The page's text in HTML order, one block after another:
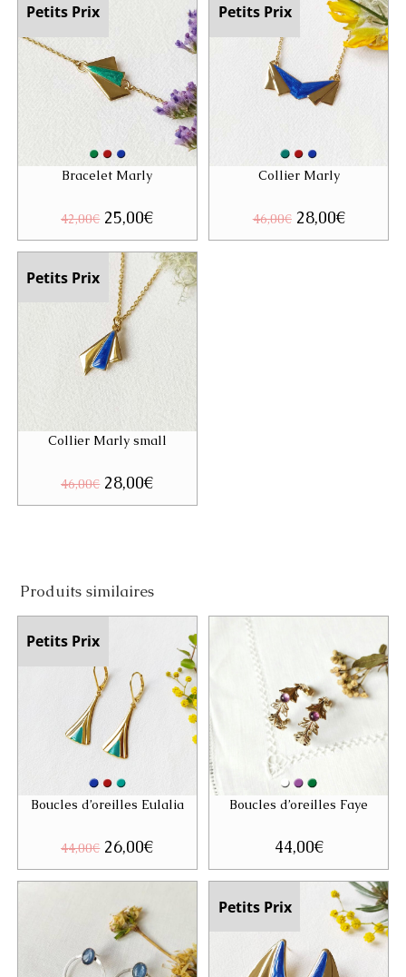
Petits Prix
Bracelet Marly
42,00€ Le
prix
initial
était :
42,00€.
25,00€Le
actuel
est :
25,00€.
Petits Prix
Collier Marly
46,00€ Le
prix
initial
28,00€Le
prix
actuel
Petits Prix
Collier Marly small
46,00€ Le
prix
initial
28,00€Le
actuel
Produits similaires
Petits Prix
Boucles d’oreilles Eulalia
44,00€ Le
prix
initial
était :
26,00€Le
actuel
est :
Boucles d’oreilles Faye
44,00€
Petits Prix